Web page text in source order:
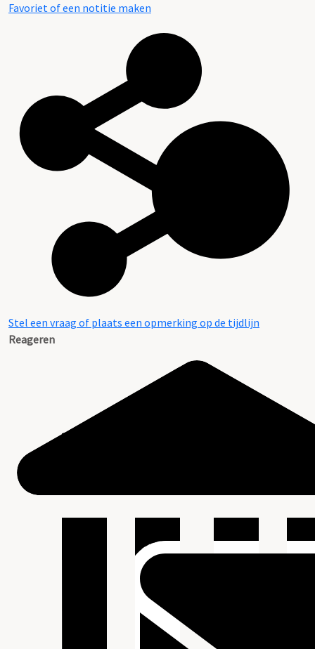
Favoriet of een notitie maken
Stel een vraag of plaats een opmerking op de tijdlijn
Reageren